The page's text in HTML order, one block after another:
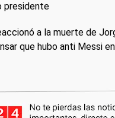
presidente
a la muerte de
que hubo anti Messi